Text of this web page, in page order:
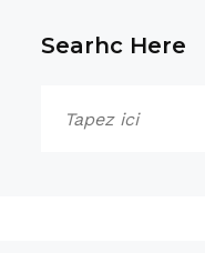
Searhc Here